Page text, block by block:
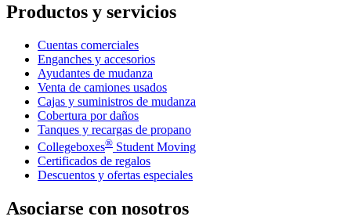
Productos y servicios
Cuentas comerciales
Enganches y accesorios
Ayudantes de mudanza
Venta de camiones usados
Cajas y suministros de mudanza
Cobertura por daños
Tanques y recargas de propano
Collegeboxes® Student Moving
Certificados de regalos
Descuentos y ofertas especiales
Asociarse con nosotros